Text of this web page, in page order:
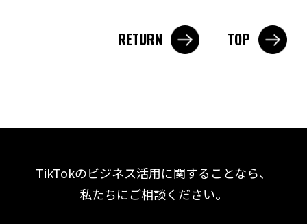
TOP
RETURN
TikTokのビジネス活用に関することなら、
私たちにご相談ください。